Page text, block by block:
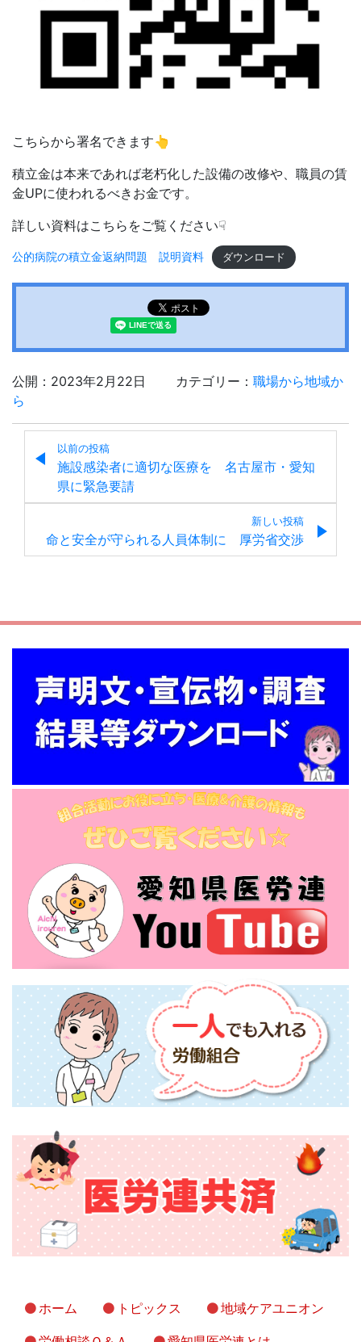
こちらから署名できます👆
積立金は本来であれば老朽化した設備の改修や、職員の賃
金UPに使われるべきお金です。
詳しい資料はこちらをご覧ください☟
公的病院の積立金返納問題 説明資料 ダウンロード
公開：2023年2月22日 カテゴリー： 職場から地域か
ら
以前の投稿
施設感染者に適切な医療を 名古屋市・愛知
県に緊急要請
新しい投稿
命と安全が守られる人員体制に 厚労省交渉
ホーム トピックス 地域ケアユニオン